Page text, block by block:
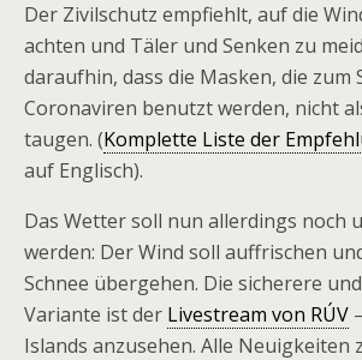
Der Zivilschutz empfiehlt, auf die
achten und Täler und Senken zu
daraufhin, dass die Masken, die zum
Coronaviren benutzt werden, nicht
taugen. (Komplette Liste der
auf Englisch).
Das Wetter soll nun allerdings noch
werden: Der Wind soll auffrischen
Schnee übergehen. Die sicherere
Variante ist der Livestream von RÚV
Islands anzusehen. Alle Neuigkeiten